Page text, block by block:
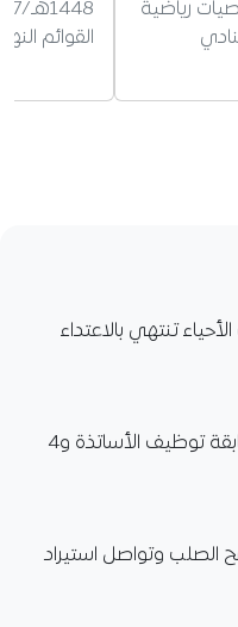
رياضية
القوائم
تنتهي بالاعتداء
وزارة التربية تعلن نتائج مسابقة توظيف الأساتذة و4
الصلب وتواصل استيراد